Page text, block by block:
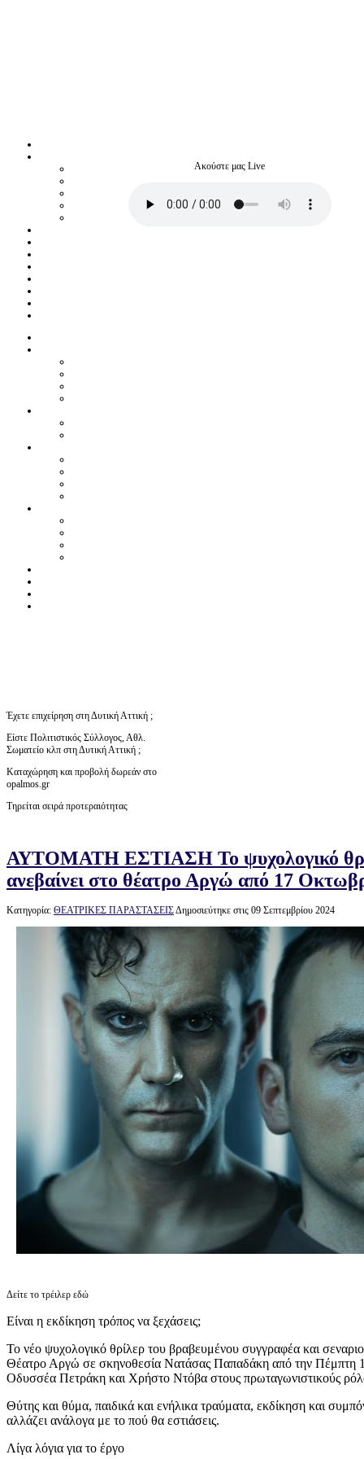
Ακούστε μας Live
Έχετε επιχείρηση στη Δυτική Αττική ;
Είστε Πολιτιστικός Σύλλογος, Αθλ.
Σωματείο κλπ στη Δυτική Αττική ;
Καταχώρηση και προβολή δωρεάν στο
opalmos.gr
Τηρείται σειρά προτεραιότητας
ΑΥΤΟΜΑΤΗ ΕΣΤΙΑΣΗ Το ψυχολογικό
ανεβαίνει στο θέατρο Αργώ από 17
Κατηγορία: ΘΕΑΤΡΙΚΕΣ ΠΑΡΑΣΤΑΣΕΙΣΔημοσιεύτηκε στις 09 Σεπτεμβρίου 2024
Δείτε το τρέιλερ εδώ
Είναι η εκδίκηση τρόπος να ξεχάσεις;
Το νέο ψυχολογικό θρίλερ του βραβευμένου συγγραφέα και
Θέατρο Αργώ σε σκηνοθεσία Νατάσας Παπαδάκη από την Πέμπτη
Οδυσσέα Πετράκη και Χρήστο Ντόβα στους πρωταγωνιστικούς
Θύτης και θύμα, παιδικά και ενήλικα τραύματα, εκδίκηση και
αλλάζει ανάλογα με το πού θα εστιάσεις.
Λίγα λόγια για το έργο